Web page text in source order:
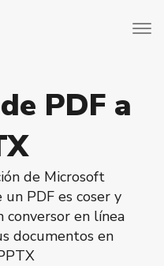
PDF a
de Microsoft
PDF es coser y
conversor en línea
documentos en